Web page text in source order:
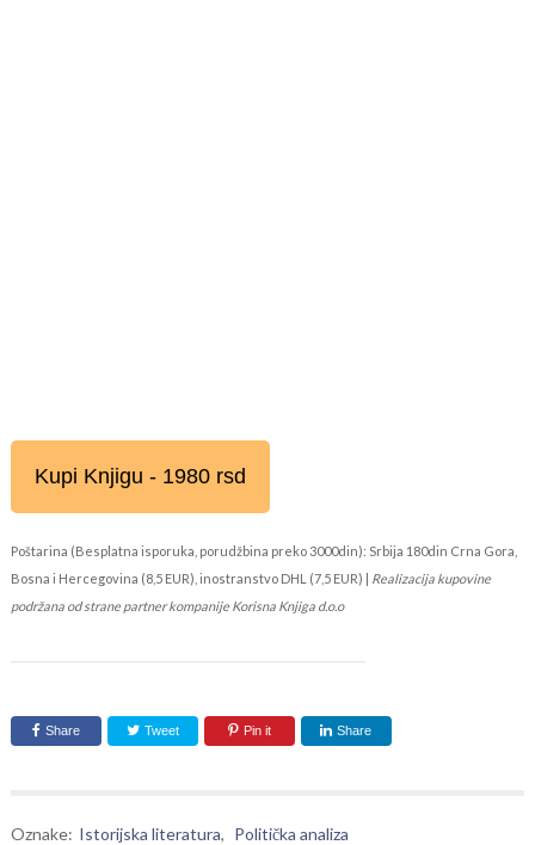
Kupi Knjigu - 1980 rsd
Poštarina (Besplatna isporuka, porudžbina preko 3000din): Srbija 180din Crna Gora,
Bosna i Hercegovina (8,5 EUR), inostranstvo DHL (7,5 EUR) | Realizacija kupovine
podržana od strane partner kompanije Korisna Knjiga d.o.o
Share Tweet Pin it Share
Oznake: Istorijska literatura, Politička analiza